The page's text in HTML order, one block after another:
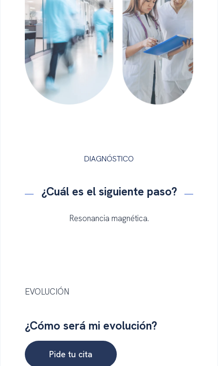
DIAGNÓSTICO
¿Cuál es el siguiente paso?
Resonancia magnética.
EVOLUCIÓN
¿Cómo será mi evolución?
Pide tu cita